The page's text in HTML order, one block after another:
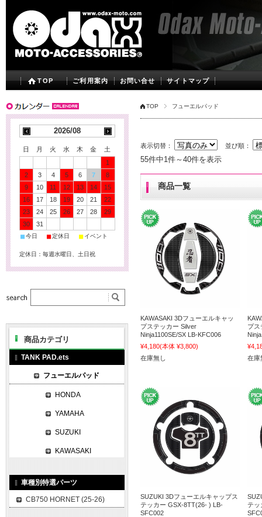
TOP ご利用案内 お問い合せ サイトマップ
TOP フューエルパッド
表示切替： 並び順：
55件中1件～40件を表示
商品一覧
KAWASAKI 3Dフューエルキャッ
プステッカー Silver
Ninja1100SE/SX LB-KFC006
¥4,180(本体 ¥3,800)
在庫無し
プス
在庫
SUZUKI 3Dフューエルキャップス
テッカー GSX-8TT(26- ) LB-
SFC002
テッ
2026/08
日 月 火 水 木 金
土
1
2
3 4 5 6 7
8
9
10 11 12 13 14
15
16
17 18 19 20 21
22
23
24 25 26 27 28
29
30
31
■今日 ■定休日 ■ イベント
定休日：毎週水曜日、土日祝
商品カテゴリ
TANK PAD.ets
フューエルパッド
HONDA
YAMAHA
SUZUKI
KAWASAKI
車種別特選パーツ
CB750 HORNET (25-26)